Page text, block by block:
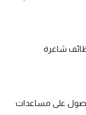
على مساعدات